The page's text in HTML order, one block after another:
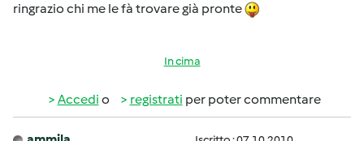
ringrazio chi me le fà trovare già pronte
In cima
Accedi o registrati per poter commentare